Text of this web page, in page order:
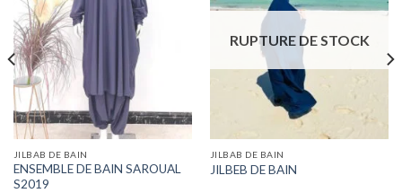
JILBAB DE BAIN
ENSEMBLE DE BAIN SAROUAL
S2019
RUPTURE DE STOCK
JILBAB DE BAIN
JILBEB DE BAIN